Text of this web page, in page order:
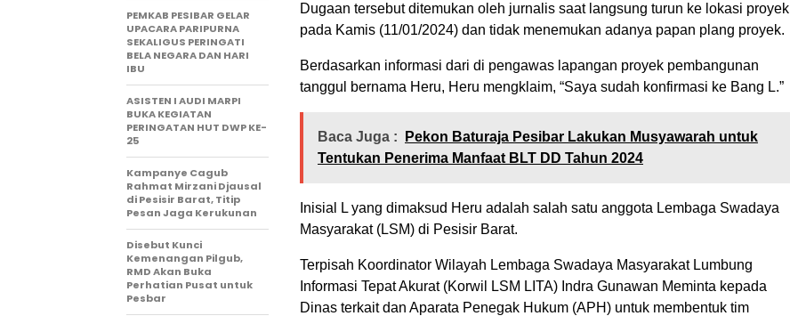
Dugaan tersebut ditemukan oleh jurnalis saat langsung turun ke lokasi proyek
pada Kamis (11/01/2024) dan tidak menemukan adanya papan plang proyek.
Berdasarkan informasi dari di pengawas lapangan proyek pembangunan
tanggul bernama Heru, Heru mengklaim, “Saya sudah konfirmasi ke Bang L.”
Baca Juga :
Pekon Baturaja Pesibar Lakukan Musyawarah untuk
Tentukan Penerima Manfaat BLT DD Tahun 2024
Inisial L yang dimaksud Heru adalah salah satu anggota Lembaga Swadaya
Masyarakat (LSM) di Pesisir Barat.
Terpisah Koordinator Wilayah Lembaga Swadaya Masyarakat Lumbung
Informasi Tepat Akurat (Korwil LSM LITA) Indra Gunawan Meminta kepada
Dinas terkait dan Aparata Penegak Hukum (APH) untuk membentuk tim
PEMKAB PESIBAR GELAR
UPACARA PARIPURNA
SEKALIGUS PERINGATI
BELA NEGARA DAN HARI
IBU
ASISTEN I AUDI MARPI
BUKA KEGIATAN
PERINGATAN HUT DWP KE-
25
Kampanye Cagub
Rahmat Mirzani Djausal
di Pesisir Barat, Titip
Pesan Jaga Kerukunan
Disebut Kunci
Kemenangan Pilgub,
RMD Akan Buka
Perhatian Pusat untuk
Pesbar